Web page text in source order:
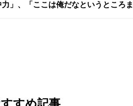
」、「ここは俺だなというところ